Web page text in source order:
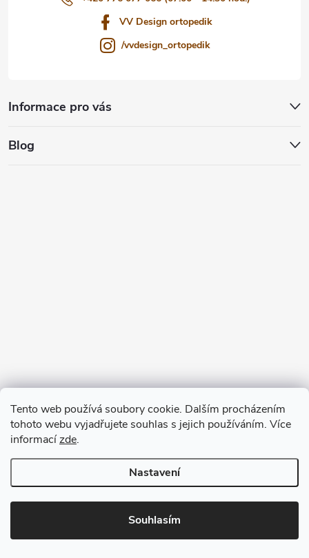
Tento web používá soubory cookie. Dalším procházením
tohoto webu vyjadřujete souhlas s jejich používáním. Více
informacízde.
Nastavení
Souhlasím
VV Design ortopedik
/vvdesign_ortopedik
Informace pro vás
Blog
Copyright 2026VV DESIGN. Všechna práva vyhrazena.Upravit
nastavení cookies